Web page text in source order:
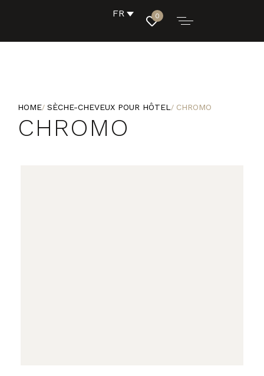
FR 0
HOME SÈCHE-CHEVEUX POUR HÔTEL CHROMO
CHROMO